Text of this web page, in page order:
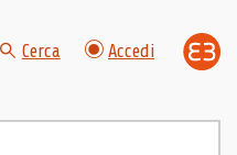
Cerca Accedi